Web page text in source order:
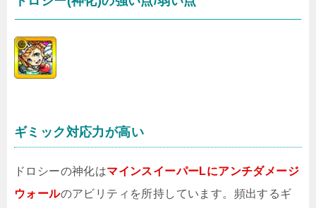
ギミック対応力が高い
ドロシーの神化はマインスイーパーLにアンチダメージ
ウォールのアビリティを所持しています。頻出するギ